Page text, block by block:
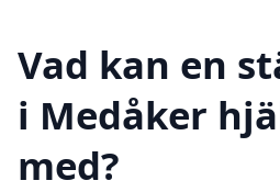
Vad kan en
i Medåker
med?